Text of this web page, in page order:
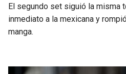
El segundo set siguió la misma
inmediato a la mexicana y
manga.